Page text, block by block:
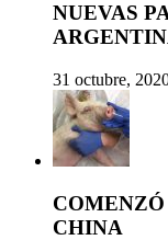
NUEVAS
31 octubre,
CHINA